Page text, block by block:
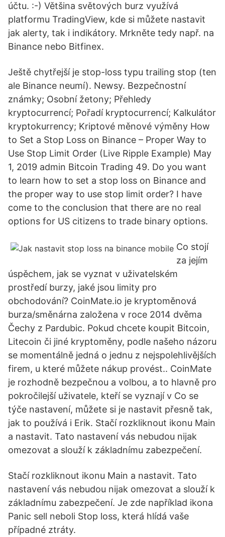
účtu. :-) Většina světových burz využívá
platformu TradingView, kde si můžete nastavit
jak alerty, tak i indikátory. Mrkněte tedy např. na
Binance nebo Bitfinex.
Ještě chytřejší je stop-loss typu trailing stop (ten
ale Binance neumí). Newsy. Bezpečnostní
známky; Osobní žetony; Přehledy
kryptocurrencí; Pořadí kryptocurrencí; Kalkulátor
kryptokurrency; Kriptové měnové výměny How
to Set a Stop Loss on Binance – Proper Way to
Use Stop Limit Order (Live Ripple Example) May
1, 2019 admin Bitcoin Trading 49. Do you want
to learn how to set a stop loss on Binance and
the proper way to use stop limit order? I have
come to the conclusion that there are no real
options for US citizens to trade binary options.
Co stojí
za jejím
úspěchem, jak se vyznat v uživatelském
prostředí burzy, jaké jsou limity pro
obchodování? CoinMate.io je kryptoměnová
burza/směnárna založena v roce 2014 dvěma
Čechy z Pardubic. Pokud chcete koupit Bitcoin,
Litecoin či jiné kryptoměny, podle našeho názoru
se momentálně jedná o jednu z nejspolehlivějších
firem, u které můžete nákup provést.. CoinMate
je rozhodně bezpečnou a volbou, a to hlavně pro
pokročilejší uživatele, kteří se vyznají v Co se
týče nastavení, můžete si je nastavit přesně tak,
jak to používá i Erik. Stačí rozkliknout ikonu Main
a nastavit. Tato nastavení vás nebudou nijak
omezovat a slouží k základnímu zabezpečení.
Stačí rozkliknout ikonu Main a nastavit. Tato
nastavení vás nebudou nijak omezovat a slouží k
základnímu zabezpečení. Je zde například ikona
Panic sell neboli Stop loss, která hlídá vaše
případné ztráty.